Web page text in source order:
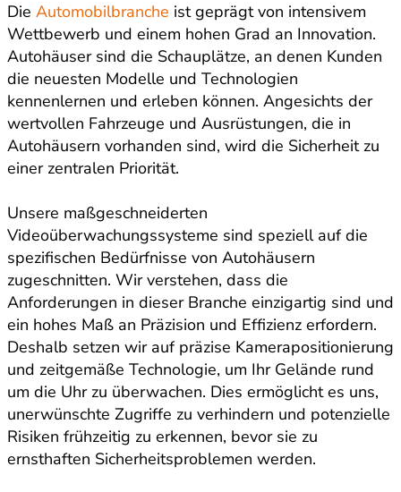
Die Automobilbranche ist geprägt von intensivem
Wettbewerb und einem hohen Grad an Innovation.
Autohäuser sind die Schauplätze, an denen Kunden
die neuesten Modelle und Technologien
kennenlernen und erleben können. Angesichts der
wertvollen Fahrzeuge und Ausrüstungen, die in
Autohäusern vorhanden sind, wird die Sicherheit zu
einer zentralen Priorität.
Unsere maßgeschneiderten
Videoüberwachungssysteme sind speziell auf die
spezifischen Bedürfnisse von Autohäusern
zugeschnitten. Wir verstehen, dass die
Anforderungen in dieser Branche einzigartig sind und
ein hohes Maß an Präzision und Effizienz erfordern.
Deshalb setzen wir auf präzise Kamerapositionierung
und zeitgemäße Technologie, um Ihr Gelände rund
um die Uhr zu überwachen. Dies ermöglicht es uns,
unerwünschte Zugriffe zu verhindern und potenzielle
Risiken frühzeitig zu erkennen, bevor sie zu
ernsthaften Sicherheitsproblemen werden.